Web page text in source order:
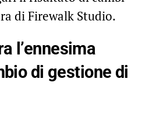
di Firewalk Studio.
l’ennesima
di gestione di